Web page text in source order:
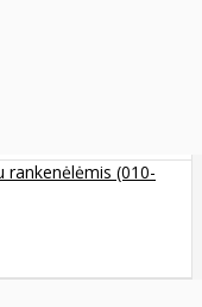
rankenėlėmis (010-